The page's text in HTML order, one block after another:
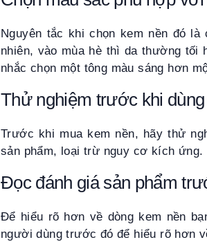
Nguyên tắc khi chọn kem nền đó
nhiên, vào mùa hè thì da thường tối
nhắc chọn một tông màu sáng hơn
Thử nghiệm trước khi
Trước khi mua kem nền, hãy thử
sản phẩm, loại trừ nguy cơ kích ứng.
Đọc đánh giá sản phẩm
Để hiểu rõ hơn về dòng kem nền
người dùng trước đó để hiểu rõ hơn